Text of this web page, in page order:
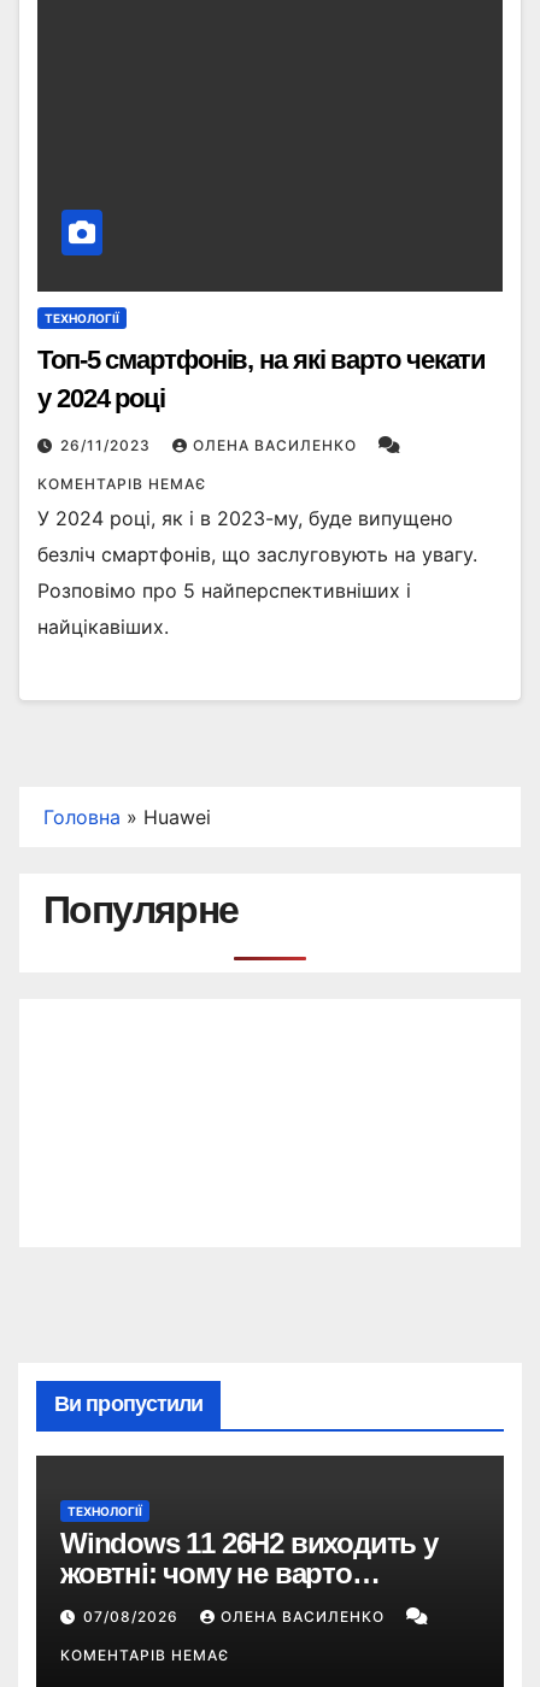
ТЕХНОЛОГІЇ
Топ-5 смартфонів, на які варто чекати
у 2024 році
26/11/2023 ОЛЕНА ВАСИЛЕНКО
КОМЕНТАРІВ НЕМАЄ
У 2024 році, як і в 2023-му, буде випущено
безліч смартфонів, що заслуговують на увагу.
Розповімо про 5 найперспективніших і
найцікавіших.
Головна » Huawei
Популярне
Ви пропустили
ТЕХНОЛОГІЇ
Windows 11 26H2 виходить у
жовтні: чому не варто
пропускати це оновлення
07/08/2026 ОЛЕНА ВАСИЛЕНКО
КОМЕНТАРІВ НЕМАЄ